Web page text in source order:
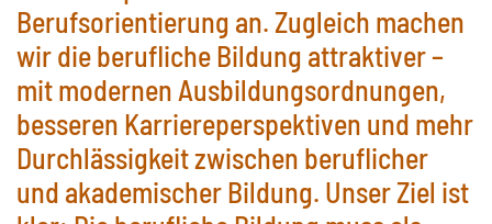
Berufsorientierung an. Zugleich machen
wir die berufliche Bildung attraktiver –
mit modernen Ausbildungsordnungen,
besseren Karriereperspektiven und mehr
Durchlässigkeit zwischen beruflicher
und akademischer Bildung. Unser Ziel ist